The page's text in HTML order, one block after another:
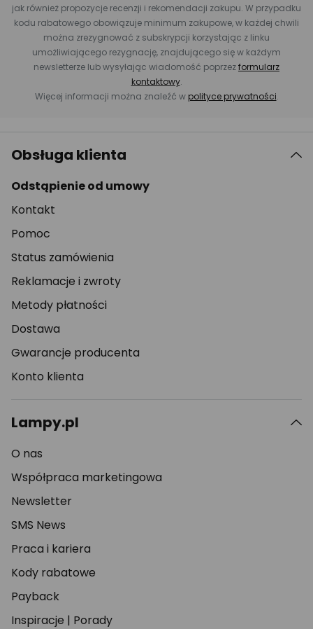
jak również propozycje recenzji i rekomendacji zakupu. W przypadku
kodu rabatowego obowiązuje minimum zakupowe, w każdej chwili
można zrezygnować z subskrypcji korzystając z linku
umożliwiającego rezygnację, znajdującego się w każdym
newsletterze lub wysyłając wiadomość poprzezformularz
kontaktowy.
Więcej informacji można znaleźć w polityce prywatności.
Obsługa klienta
Odstąpienie od umowy
Kontakt
Pomoc
Status zamówienia
Reklamacje i zwroty
Metody płatności
Dostawa
Gwarancje producenta
Konto klienta
Lampy.pl
O nas
Współpraca marketingowa
Newsletter
SMS News
Praca i kariera
Kody rabatowe
Payback
Inspiracje | Porady